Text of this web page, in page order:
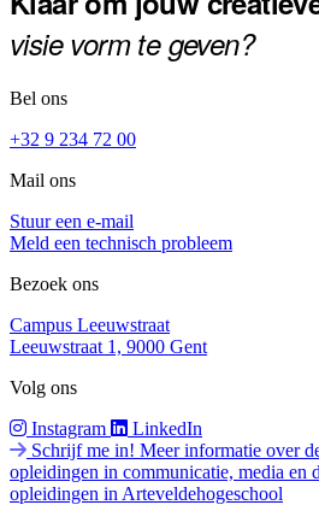
visie vorm te geven?
Bel ons
+32 9 234 72 00
Mail ons
Stuur een e-mail
Meld een technisch probleem
Bezoek ons
Campus Leeuwstraat
Leeuwstraat 1, 9000 Gent
Volg ons
Instagram
LinkedIn
Schrijf me in! Meer informatie over
opleidingen in communicatie, media en
opleidingen in Arteveldehogeschool